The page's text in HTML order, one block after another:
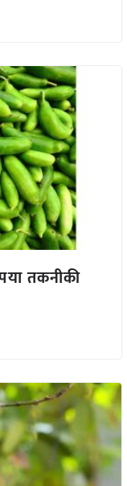
तकनीकी